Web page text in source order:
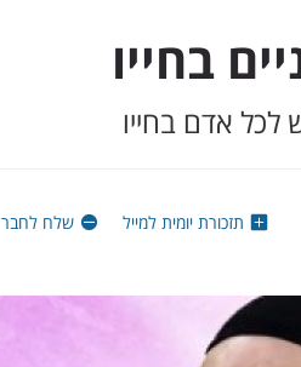
בחייו
לכל אדם בחייו
תזכורת יומית למייל שלח לחבר